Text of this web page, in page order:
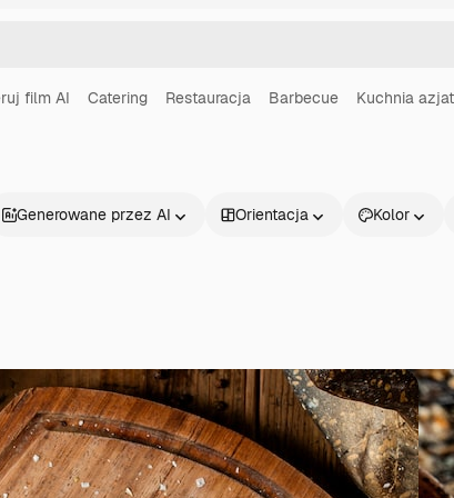
film AI Catering Restauracja Barbecue Kuchnia
Generowane przez AI Orientacja Kolor
Produkty Zacznij